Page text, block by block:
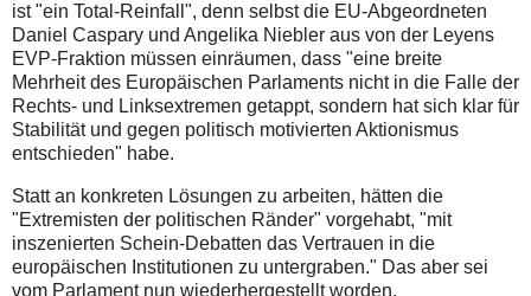
ist "ein Total-Reinfall", denn selbst die EU-Abgeordneten
Daniel Caspary und Angelika Niebler aus von der Leyens
EVP-Fraktion müssen einräumen, dass "eine breite
Mehrheit des Europäischen Parlaments nicht in die Falle der
Rechts- und Linksextremen getappt, sondern hat sich klar für
Stabilität und gegen politisch motivierten Aktionismus
entschieden" habe.
Statt an konkreten Lösungen zu arbeiten, hätten die
"Extremisten der politischen Ränder" vorgehabt, "mit
inszenierten Schein-Debatten das Vertrauen in die
europäischen Institutionen zu untergraben." Das aber sei
vom Parlament nun wiederhergestellt worden.